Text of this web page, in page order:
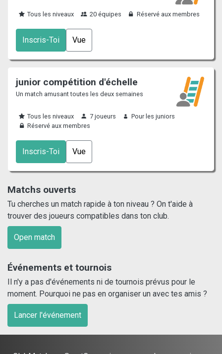
Tous les niveaux 20 équipes Réservé aux membres
Inscris-Toi Vue
junior compétition d'échelle
Un match amusant toutes les deux semaines
Tous les niveaux 7 joueurs
Pour les juniors
Réservé aux membres
Inscris-Toi Vue
Matchs ouverts
Tu cherches un match rapide à ton niveau ? On t'aide à
trouver des joueurs compatibles dans ton club.
Open match
Événements et tournois
Il n'y a pas d'événements ni de tournois prévus pour le
moment. Pourquoi ne pas en organiser un avec tes amis ?
Lancer l'événement